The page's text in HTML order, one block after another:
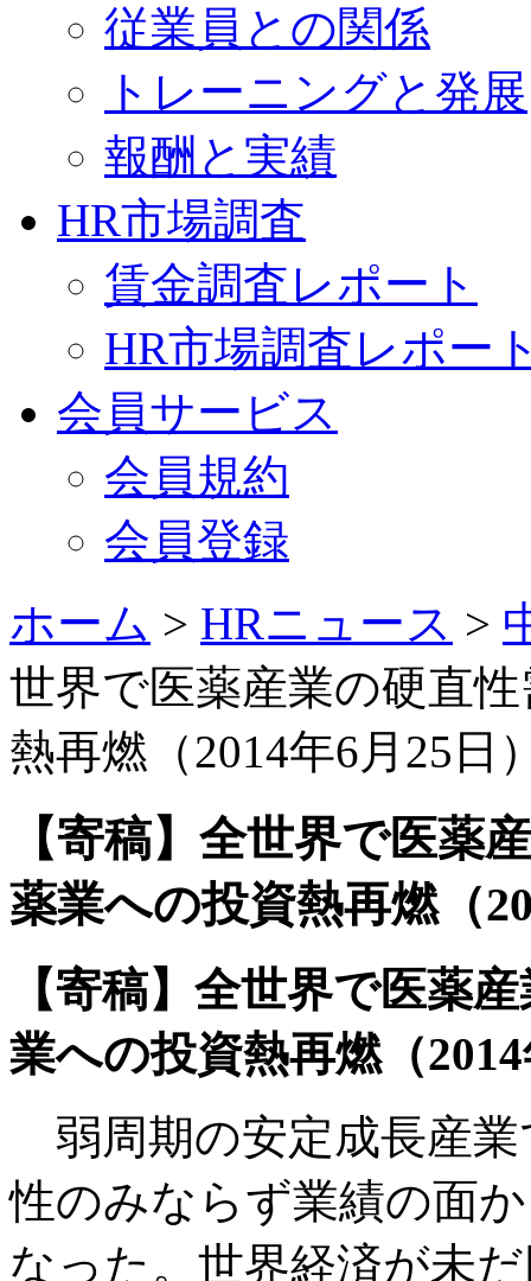
従業員との関係
トレーニングと発展
報酬と実績
HR市場調査
賃金調査レポート
HR市場調査レポー
会員サービス
会員規約
会員登録
ホーム > HRニュース >
世界で医薬産業の硬直
熱再燃（2014年6月25日
【寄稿】全世界で医薬
薬業への投資熱再燃（
【寄稿】全世界で医薬
業への投資熱再燃（
弱周期の安定成長産
性のみならず業績の面
なった。世界経済が未